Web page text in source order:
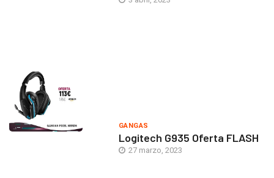
GANGAS
Logitech G935 Oferta FLASH
27 marzo, 2023